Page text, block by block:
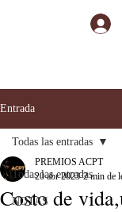
Entrada
Todas las entradas
NOTAS
Todas las entradas
Costo de
PREMIOS ACPT
20 abr 2023 2 min de